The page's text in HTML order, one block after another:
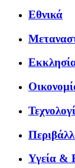
Εθνικά
Υγεία &